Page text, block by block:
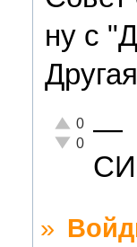
ну с
Отлично!
0
Неадекватно!
0 —
»